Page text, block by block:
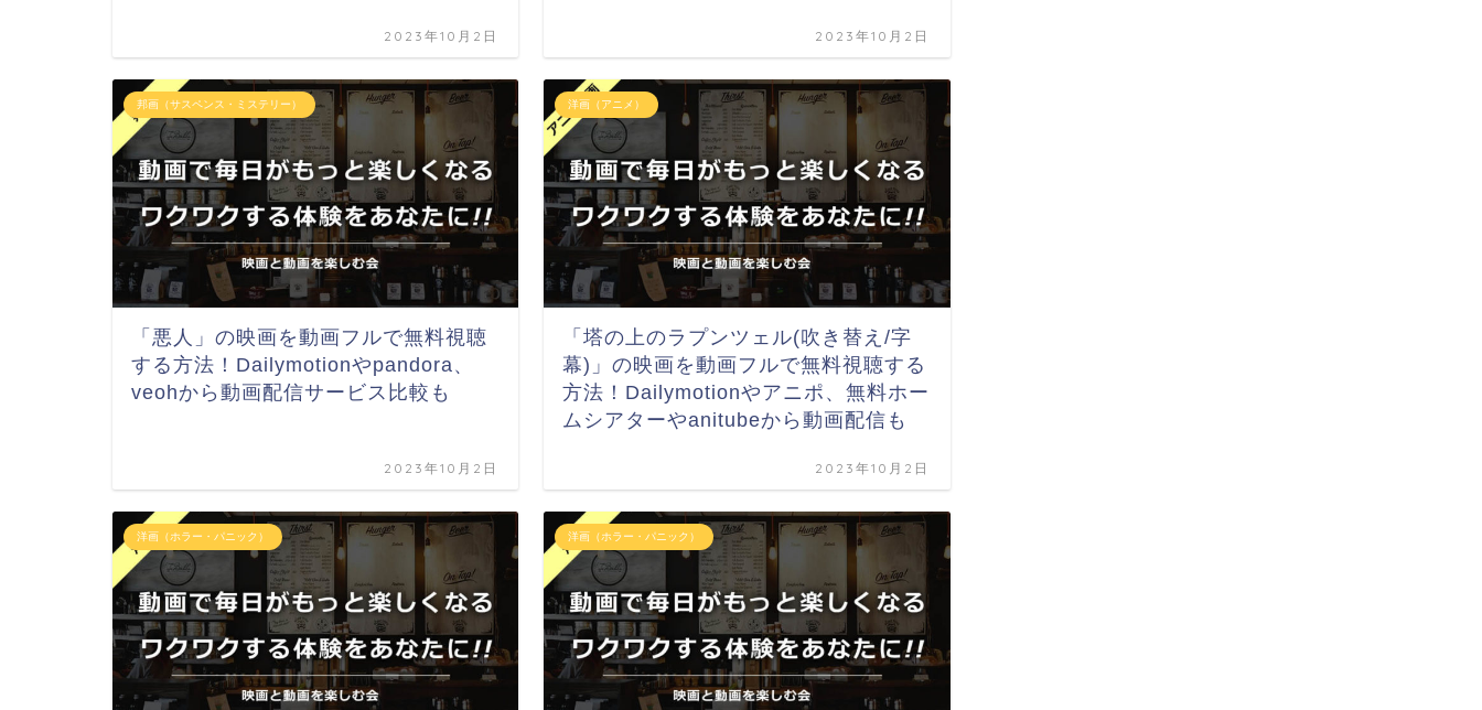
2023年10月2日 2023年10月2日
邦画（サスペンス・ミステリー）
「悪人」の映画を動画フルで無料視聴
する方法！Dailymotionやpandora、
veohから動画配信サービス比較も
2023年10月2日
洋画（アニメ）
「塔の上のラプンツェル(吹き替え/字
幕)」の映画を動画フルで無料視聴する
方法！Dailymotionやアニポ、無料ホー
ムシアターやanitubeから動画配信も
2023年10月2日
洋画（ホラー・パニック） 洋画（ホラー・パニック）